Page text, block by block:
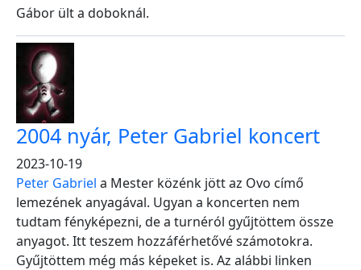
Gábor ült a doboknál.
2004 nyár, Peter Gabriel koncert
2023-10-19
Peter Gabriel a Mester közénk jött az Ovo címő
lemezének anyagával. Ugyan a koncerten nem
tudtam fényképezni, de a turnéról gyűjtöttem össze
anyagot. Itt teszem hozzáférhetővé számotokra.
Gyűjtöttem még más képeket is. Az alábbi linken